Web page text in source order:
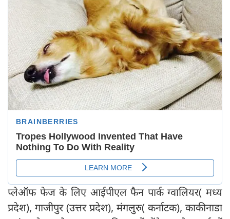
प्लेऑफ फेज के लिए आईपीएल फैन पार्क ग्वालियर( मध्य
प्रदेश), गाजीपुर (उत्तर प्रदेश), मंगलुरु( कर्नाटक), काकीनाडा